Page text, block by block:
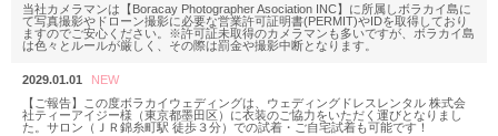
当社カメラマンは【Boracay Photographer Asociation INC】に所属しボラカイ島に
て写真撮影やドローン撮影に必要な営業許可証明書(PERMIT)やIDを取得しており
ますのでご安心ください。※許可証未取得のカメラマンも多いですが、ボラカイ島
は色々とルールが厳しく、その際は罰金や撮影中断となります。
2029.01.01
【ご報告】この度ボラカイウェディングは、ウェディングドレスレンタル 株式会
社ティーアイジー様（東京都墨田区）に衣装のご協力をいただく運びとなりまし
た。サロン（ＪＲ錦糸町駅 徒歩３分）での試着・ご自宅試着も可能です！